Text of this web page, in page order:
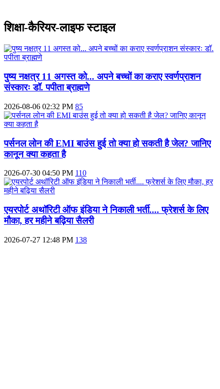
शिक्षा-कैरियर-लाइफ स्टाइल
पुष्य नक्षत्र 11 अगस्त को... अपने बच्चों का कराए स्वर्णप्राशन
संस्कारः डॉ. पपीता ब्राह्मणे
2026-08-06 02:32 PM 85
पर्सनल लोन की EMI बाउंस हुई तो क्या हो सकती है जेल? जानिए
कानून क्या कहता है
2026-07-30 04:50 PM 110
एयरपोर्ट अथॉरिटी ऑफ इंडिया ने निकाली भर्ती.... फ्रेशर्स के लिए
मौका, हर महीने बढ़िया सैलरी
2026-07-27 12:48 PM 138